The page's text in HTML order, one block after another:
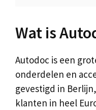
Wat is
Autodoc is een
onderdelen en
gevestigd in
klanten in heel